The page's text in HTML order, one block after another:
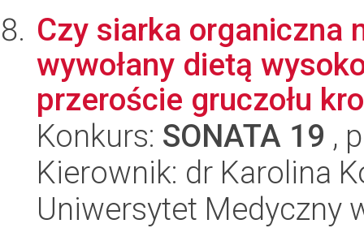
Czy siarka organiczna
wywołany dietą
przeroście gruczołu
Konkurs: SONATA 19 ,
Kierownik: dr Karolina
Uniwersytet Medyczny